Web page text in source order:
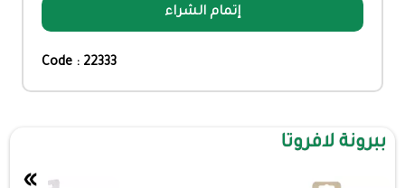
إتمام الشراء
Code : 22333
ببرونة لافروتا
»